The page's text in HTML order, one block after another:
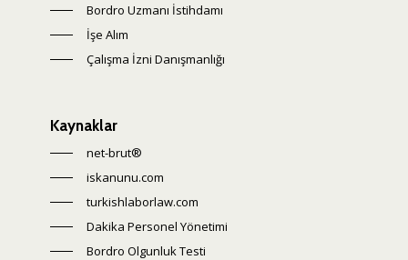
Bordro Uzmanı İstihdamı
İşe Alım
Çalışma İzni Danışmanlığı
Kaynaklar
net-brut®
iskanunu.com
turkishlaborlaw.com
Dakika Personel Yönetimi
Bordro Olgunluk Testi